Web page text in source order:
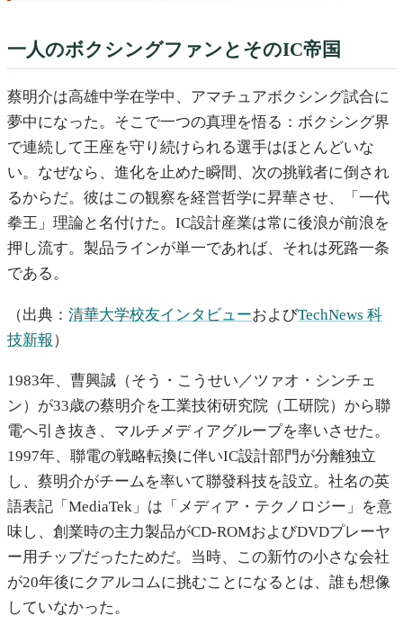
一人のボクシングファンとそのIC帝国
蔡明介は高雄中学在学中、アマチュアボクシング試合に
夢中になった。そこで一つの真理を悟る：ボクシング界
で連続して王座を守り続けられる選手はほとんどいな
い。なぜなら、進化を止めた瞬間、次の挑戦者に倒され
るからだ。彼はこの観察を経営哲学に昇華させ、「一代
拳王」理論と名付けた。IC設計産業は常に後浪が前浪を
押し流す。製品ラインが単一であれば、それは死路一条
である。
（出典： 清華大学校友インタビューおよびTechNews 科
技新報 ）
1983年、曹興誠（そう・こうせい／ツァオ・シンチェ
ン）が33歳の蔡明介を工業技術研究院（工研院）から聯
電へ引き抜き、マルチメディアグループを率いさせた。
1997年、聯電の戦略転換に伴いIC設計部門が分離独立
し、蔡明介がチームを率いて聯發科技を設立。社名の英
語表記「MediaTek」は「メディア・テクノロジー」を意
味し、創業時の主力製品がCD-ROMおよびDVDプレーヤ
ー用チップだったためだ。当時、この新竹の小さな会社
が20年後にクアルコムに挑むことになるとは、誰も想像
していなかった。